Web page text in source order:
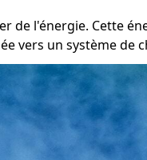
l'énergie. Cette
vers un système de